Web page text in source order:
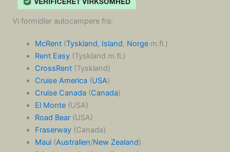
Vi formidler autocampere fra:
McRent(Tyskland, Island, Norgem.fl.)
Rent Easy(Tyskland m.fl.)
CrossRent(Tyskland)
Cruise America (USA)
Cruise Canada (Canada)
El Monte(USA)
Road Bear(USA)
Fraserway (Canada)
Maui (Australien/New Zealand)